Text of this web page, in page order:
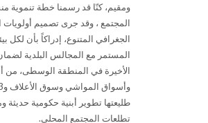
ومقيم، كنّا قد رسمنا خطة تنموية
المجتمع ، وقد جرى تصميم
الجغرافي المتنوع، إدراكاً بأن لكل
المستمر مع المجالس البلدية
الأخيرة في المنطقة الوسطى، من
طليعتها تطوير أبنية حكومية حديثة
تطلعات المجتمع المحلي.